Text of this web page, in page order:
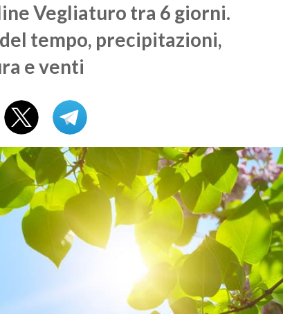
Vegliaturo tra 6 giorni.
tempo, precipitazioni,
e venti